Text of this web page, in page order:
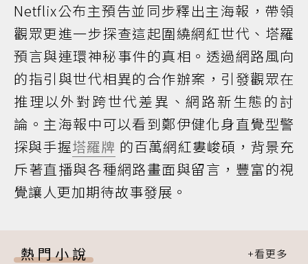
Netflix公布主預告並同步釋出主海報，帶領
觀眾更進一步探查這起圍繞網紅世代、塔羅
預言與連環神秘事件的真相。透過網路風向
的指引與世代相異的合作辦案，引發觀眾在
推理以外對跨世代差異、網路新生態的討
論。主海報中可以看到鄭伊健化身直覺型警
探與手握塔羅牌 的百萬網紅婁峻碩，背景充
斥著直播與各種網路畫面與留言，豐富的視
覺讓人更加期待故事發展。
熱門小說